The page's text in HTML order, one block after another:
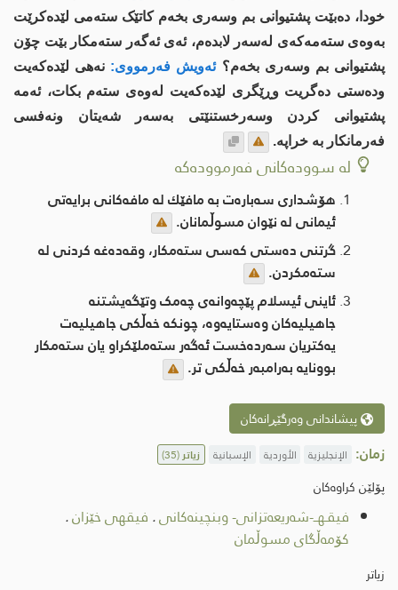
خودا، دەبێت پشتیوانى بم وسەری بخەم کاتێک ستەمی لێدەکرێت
بەوەی ستەمەكەی لەسەر لابدەم، ئەی ئەگەر ستەمکار بێت چۆن
پشتیوانى بم وسەری بخەم؟ ئەویش فەرمووی: نەهی لێدەكەیت
ودەستی دەگریت وڕێگری لێدەکەیت لەوەى ستەم بکات، ئەمە
پشتیوانی کردن وسەرخستنێتی بەسەر شەیتان ونەفسی
فەرمانكار بە خراپە.
لە سوودەکانی فەرموودەکە
هۆشداری سەبارەت بە مافێك لە مافەكانی برایەتی
ئیمانی لە نێوان مسوڵمانان.
گرتنی دەستی کەسی ستەمکار، وقەدەغە كردنی لە
ستەمكردن.
ئاینی ئیسلام پێچەوانەی چەمک وتێگەیشتنە
جاهیلیەكان وەستایەوە، چونکە خەڵکی جاهیلیەت
یەکتریان سەردەخست ئەگەر ستەملێکراو یان ستەمکار
بوونایە بەرامبەر خەڵکی تر.
پیشاندانی وەرگێڕانەکان
زمان: الإنجليزية الأوردية الإسبانية زیاتر(35)
پۆلێن کراوەکان
فیقـهــ-شەریعەتزانی- وبنچینەکانی. فیقهی خێزان.
کۆمەڵگای مسوڵمان
زیاتر